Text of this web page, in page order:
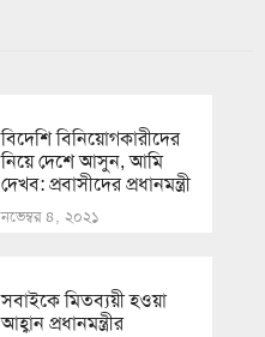
বিদেশি বিনিয়োগকারীদের
নিয়ে দেশে আসুন, আমি
দেখব: প্রবাসীদের প্রধানমন্ত্রী
নভেম্বর ৪, ২০২১
সবাইকে মিতব্যয়ী হওয়া
আহ্বান প্রধানমন্ত্রীর